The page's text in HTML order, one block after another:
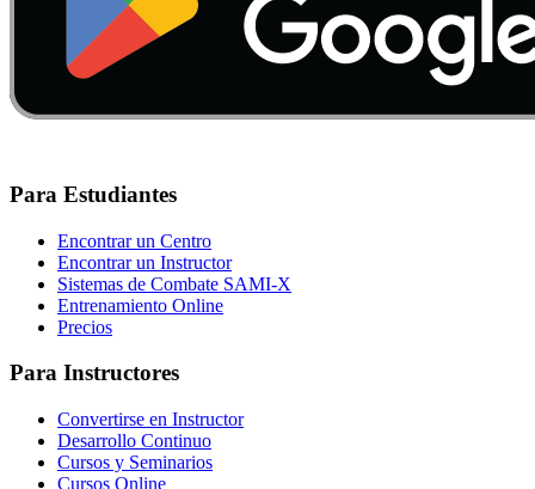
Para Estudiantes
Encontrar un Centro
Encontrar un Instructor
Sistemas de Combate SAMI-X
Entrenamiento Online
Precios
Para Instructores
Convertirse en Instructor
Desarrollo Continuo
Cursos y Seminarios
Cursos Online